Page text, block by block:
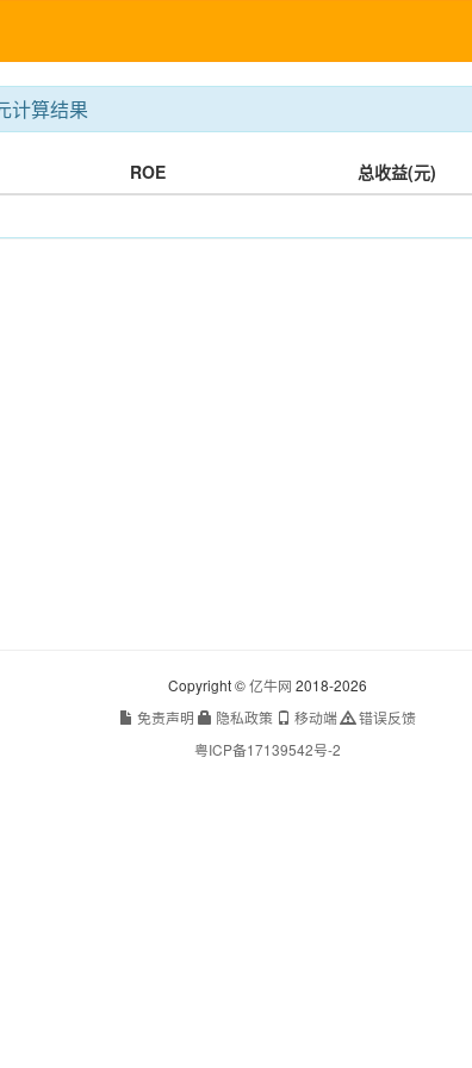
计算结果
ROE 总收益(元)
Copyright ©亿牛网 2018-2026
免责声明
隐私政策 移动端
错误反馈
粤ICP备17139542号-2